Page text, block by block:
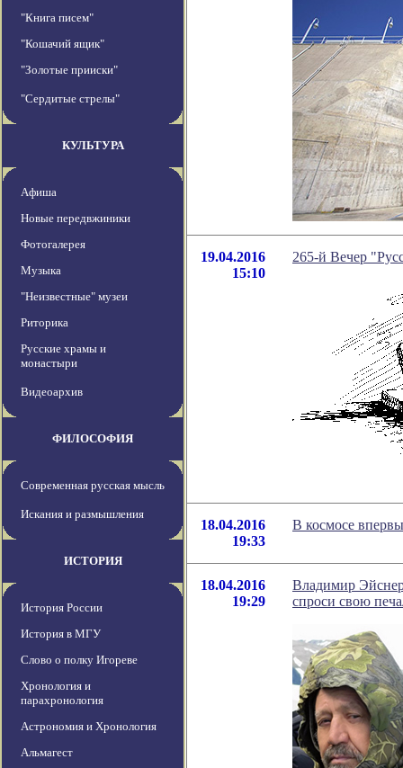
"Книга писем"
"Кошачий ящик"
"Золотые прииски"
"Сердитые стрелы"
КУЛЬТУРА
Афиша
Новые передвжиники
Фотогалерея
Музыка
"Неизвестные" музеи
Риторика
Русские храмы и
монастыри
Видеоархив
ФИЛОСОФИЯ
Современная русская мысль
Искания и размышления
ИСТОРИЯ
История России
История в МГУ
Слово о полку Игореве
Хронология и
парахронология
Астрономия и Хронология
Альмагест
19.04.2016
15:10
265-й Вечер
18.04.2016
19:33
В космосе
18.04.2016
19:29
Владимир
спроси свою